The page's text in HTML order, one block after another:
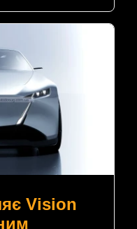
Vision